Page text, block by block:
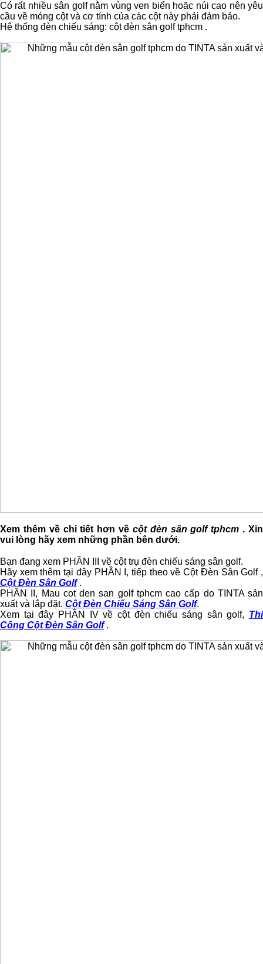
Có rất nhiều sân golf nằm vùng ven biển hoăc núi cao nên yêu
cầu về móng cột và cơ tính của các cột này phải đảm bảo.
Hệ thống đèn chiếu sáng: cột đèn sân golf tphcm .
Xem thêm về chi tiết hơn về cột đèn sân golf tphcm . Xin
vui lòng hãy xem những phần bên dưới.
Bạn đang xem PHẦN III về cột trụ đèn chiếu sáng sân golf.
Hãy xem thêm tại đây PHẦN I, tiếp theo về Cột Đèn Sân Golf ,
Cột Đèn Sân Golf.
PHẦN II, Mau cot den san golf tphcm cao cấp do TINTA sản
xuất và lắp đặt. Cột Đèn Chiếu Sáng Sân Golf.
Xem tại đây PHẦN IV về cột đèn chiếu sáng sân golf, Thi
Công Cột Đèn Sân Golf.